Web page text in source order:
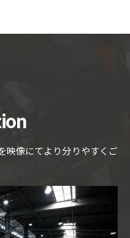
映像にてより分りやすくご